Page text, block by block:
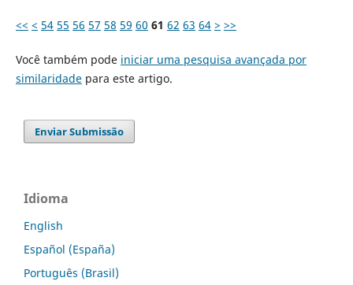
<< < 54 55 56 57 58 59 60 61 62 63 64 > >>
Você também pode iniciar uma pesquisa avançada por
similaridadepara este artigo.
Enviar Submissão
Idioma
English
Español (España)
Português (Brasil)